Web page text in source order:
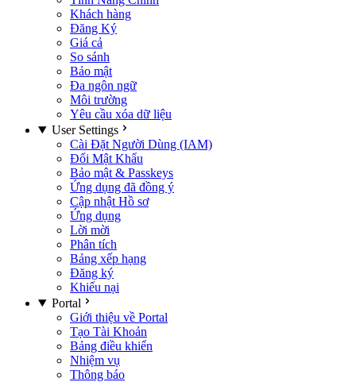
Khách hàng
Đăng Ký
Giá cả
So sánh
Bảo mật
Đa ngôn ngữ
Môi trường
Yêu cầu xóa dữ liệu
User Settings
Cài Đặt Người Dùng (IAM)
Đổi Mật Khẩu
Bảo mật & Passkeys
Ứng dụng đã đồng ý
Cập nhật Hồ sơ
Ứng dụng
Lời mời
Phân tích
Bảng xếp hạng
Đăng ký
Khiếu nại
Portal
Giới thiệu về Portal
Tạo Tài Khoản
Bảng điều khiển
Nhiệm vụ
Thông báo